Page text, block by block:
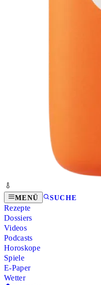
MENÜ SUCHE
Rezepte
Dossiers
Videos
Podcasts
Horoskope
Spiele
E-Paper
Wetter